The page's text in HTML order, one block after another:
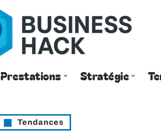
Prestations Stratégie
Tendances